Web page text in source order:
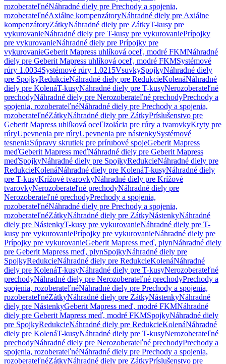
rozoberateľnéNáhradné diely pre Prechody a spojenia,
rozoberateľnéAxiálne kompenzátoryNáhradné diely pre Axiálne
kompenzátoryZátkyNáhradné diely pre ZátkyT-kusy pre
vykurovanieNáhradné diely pre T-kusy pre vykurovaniePrípojky
pre vykurovanieNáhradné diely pre Prípojky pre
vykurovanieGeberit Mapress uhlíková oceľ, modré FKMNáhradné
diely pre Geberit Mapress uhlíková oceľ, modré FKMSystémové
rúry 1.0034Systémové rúry 1.0215VsuvkySpojkyNáhradné diely
pre SpojkyRedukcieNáhradné diely pre RedukcieKolenáNáhradné
diely pre KolenáT-kusyNáhradné diely pre T-kusyNerozoberateľné
prechodyNáhradné diely pre Nerozoberateľné prechodyPrechody a
spojenia, rozoberateľnéNáhradné diely pre Prechody a spojenia,
rozoberateľnéZátkyNáhradné diely pre ZátkyPríslušenstvo pre
Geberit Mapress uhlíková oceľIzolácia pre rúry a tvarovkyKryty pre
rúryUpevnenia pre rúryUpevnenia pre nástenkySystémové
tesneniaSúpravy skrutiek pre prírubové spojeGeberit Mapress
meďGeberit Mapress meďNáhradné diely pre Geberit Mapress
meďSpojkyNáhradné diely pre SpojkyRedukcieNáhradné diely pre
RedukcieKolenáNáhradné diely pre KolenáT-kusyNáhradné diely
pre T-kusyKrížové tvarovkyNáhradné diely pre Krížové
tvarovkyNerozoberateľné prechodyNáhradné diely pre
Nerozoberateľné prechodyPrechody a spojenia,
rozoberateľnéNáhradné diely pre Prechody a spojenia,
rozoberateľnéZátkyNáhradné diely pre ZátkyNástenkyNáhradné
diely pre NástenkyT-kusy pre vykurovanieNáhradné diely pre T-
kusy pre vykurovaniePrípojky pre vykurovanieNáhradné diely pre
Prípojky pre vykurovanieGeberit Mapress meď, plynNáhradné diely
pre Geberit Mapress meď, plynSpojkyNáhradné diely pre
SpojkyRedukcieNáhradné diely pre RedukcieKolenáNáhradné
diely pre KolenáT-kusyNáhradné diely pre T-kusyNerozoberateľné
prechodyNáhradné diely pre Nerozoberateľné prechodyPrechody a
spojenia, rozoberateľnéNáhradné diely pre Prechody a spojenia,
rozoberateľnéZátkyNáhradné diely pre ZátkyNástenkyNáhradné
diely pre NástenkyGeberit Mapress meď, modré FKMNáhradné
diely pre Geberit Mapress meď, modré FKMSpojkyNáhradné diely
pre SpojkyRedukcieNáhradné diely pre RedukcieKolenáNáhradné
diely pre KolenáT-kusyNáhradné diely pre T-kusyNerozoberateľné
prechodyNáhradné diely pre Nerozoberateľné prechodyPrechody a
spojenia, rozoberateľnéNáhradné diely pre Prechody a spojenia,
rozoberateľnéZátkyNáhradné diely pre ZátkyPríslušenstvo pre